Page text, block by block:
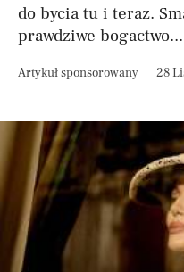
do bycia tu i teraz.
prawdziwe bogactwo...
Artykuł sponsorowany 28